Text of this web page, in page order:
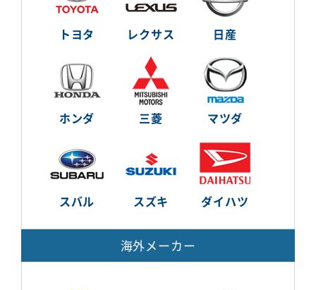
トヨタ レクサス 日産
ホンダ 三菱 マツダ
スバル スズキ ダイハツ
海外メーカー